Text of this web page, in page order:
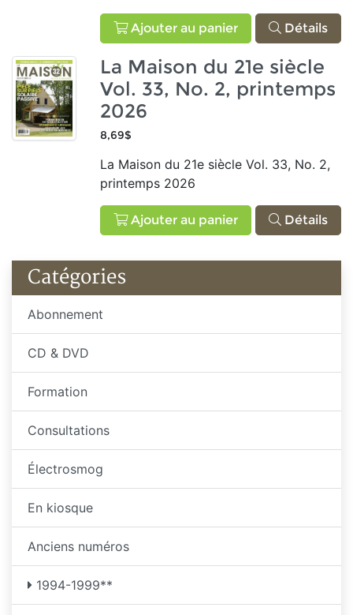
Ajouter au panier Détails
La Maison du 21e siècle
Vol. 33, No. 2, printemps
2026
8,69$
La Maison du 21e siècle Vol. 33, No. 2,
printemps 2026
Ajouter au panier Détails
Catégories
Abonnement
CD & DVD
Formation
Consultations
Électrosmog
En kiosque
Anciens numéros
1994-1999**